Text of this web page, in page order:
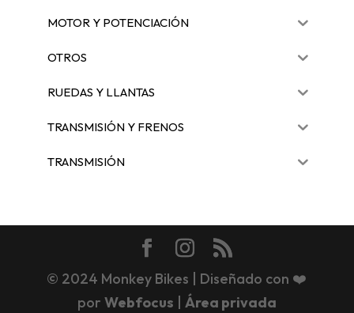
MOTOR Y POTENCIACIÓN
OTROS
RUEDAS Y LLANTAS
TRANSMISIÓN Y FRENOS
TRANSMISIÓN
© 2024 Monkey Bikes | Diseñado con ❤️
por Webfocus Área privada